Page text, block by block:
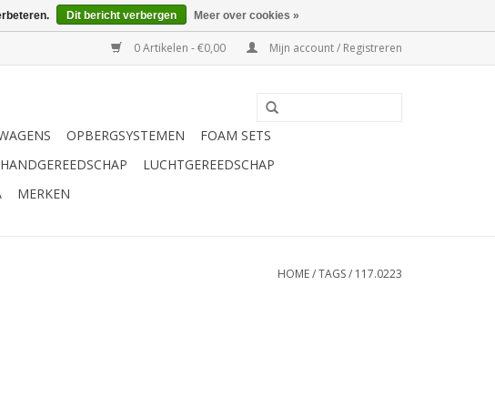
0 Artikelen - €0,00 Mijn account / Registreren
OPBERGSYSTEMEN
FOAM SETS
HANDGEREEDSCHAP
LUCHTGEREEDSCHAP
MERKEN
HOME/TAGS/ 117.0223
Dit bericht verbergen Meer over cookies »